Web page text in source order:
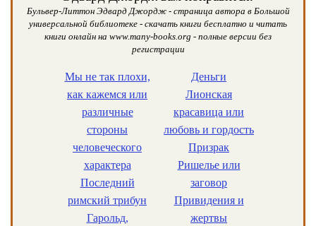
Бульвер-Литтон Эдвард Джордж - страница автора в Большой
универсальной библиотеке - скачать книги бесплатно и читать
книги онлайн на www.many-books.org - полные версии без
регистрации
Мы не так плохи,
как кажемся или
различные
стороны
человеческого
характера
Последний
римский трибун
Гарольд,
Деньги
Лионская
красавица или
любовь и гордость
Призрак
Ришелье или
заговор
Привидения и
жертвы